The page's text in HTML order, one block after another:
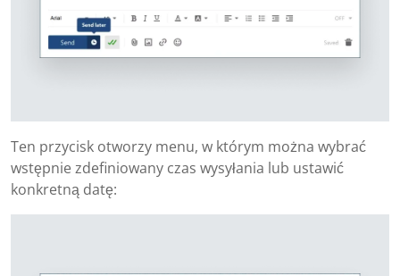
Ten przycisk otworzy menu, w którym można wybrać
wstępnie zdefiniowany czas wysyłania lub ustawić
konkretną datę: